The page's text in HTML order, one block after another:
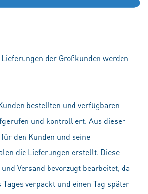
der Großkunden werden
bestellten und verfügbaren
und kontrolliert. Aus dieser
den Kunden und seine
die Lieferungen erstellt. Diese
Versand bevorzugt bearbeitet, da
verpackt und einen Tag später